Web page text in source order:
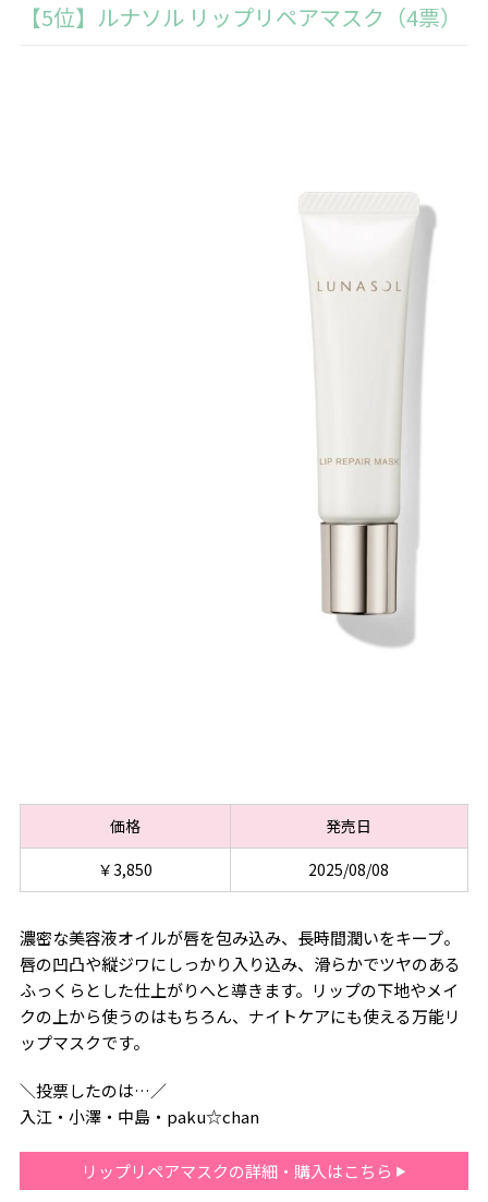
【5位】ルナソル リップリペアマスク（4票）
価格
発売日
￥3,850
2025/08/08
濃密な美容液オイルが唇を包み込み、長時間潤いをキープ。
唇の凹凸や縦ジワにしっかり入り込み、滑らかでツヤのある
ふっくらとした仕上がりへと導きます。リップの下地やメイ
クの上から使うのはもちろん、ナイトケアにも使える万能リ
ップマスクです。
＼投票したのは…／
入江・小澤・中島・paku☆chan
リップリペアマスクの詳細・購入はこちら